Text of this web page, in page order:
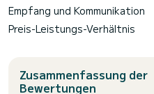
Empfang und Kommunikation
Preis-Leistungs-Verhältnis
Zusammenfassung der
Bewertungen